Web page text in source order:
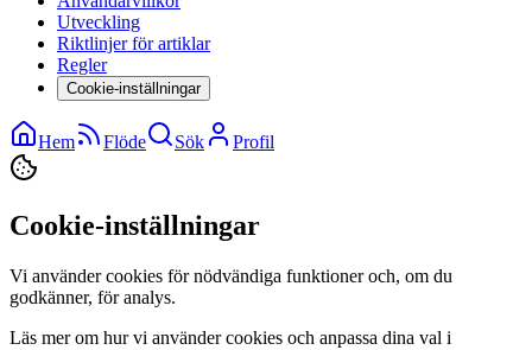
Utveckling
Riktlinjer för artiklar
Regler
Cookie-inställningar
Hem Flöde Sök Profil
Cookie-inställningar
Vi använder cookies för nödvändiga funktioner och, om du
godkänner, för analys.
Läs mer om hur vi använder cookies och anpassa dina val i